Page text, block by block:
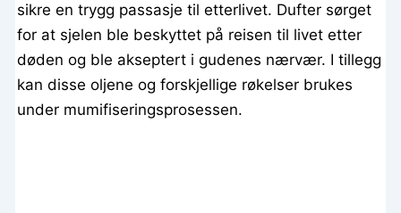
sikre en trygg passasje til etterlivet. Dufter sørget
for at sjelen ble beskyttet på reisen til livet etter
døden og ble akseptert i gudenes nærvær. I tillegg
kan disse oljene og forskjellige røkelser brukes
under mumifiseringsprosessen.